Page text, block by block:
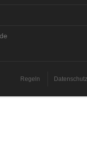
Regeln Datenschutz